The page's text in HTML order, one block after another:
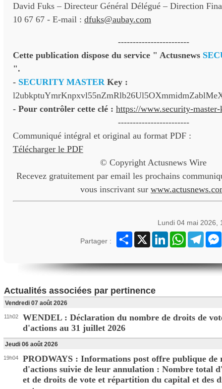
David Fuks – Directeur Général Délégué – Direction
10 67 67 - E-mail : dfuks@aubay.com
------------------------
Cette publication dispose du service " Actusnews
".
- SECURITY MASTERKey :
- Pour contrôler cette clé : https://www.security-master-
------------------------
Communiqué intégral et original au format PDF :
Télécharger le PDF
© Copyright Actusnews Wire
Recevez gratuitement par email les prochains
vous inscrivant sur
Lundi 04 mai 2026,
Partager :
Partager
X LinkedInWhatsApp
Actualités associées par pertinence
Vendredi 07 août 2026
11h02
WENDEL : Déclaration du nombre de droits de
d'actions au 31 juillet 2026
Jeudi 06 août 2026
19h04
PRODWAYS : Informations post offre publique de
d'actions suivie de leur annulation : Nombre total
et de droits de vote et répartition du capital et des